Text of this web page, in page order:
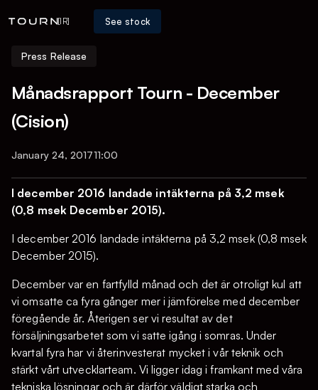
[IR] See stock
Press Release
Månadsrapport Tourn - December
(Cision)
January 24, 201711:00
I december 2016 landade intäkterna på 3,2 msek
(0,8 msek December 2015).
I december 2016 landade intäkterna på 3,2 msek (0,8 msek
December 2015).
December var en fartfylld månad och det är otroligt kul att
vi omsatte ca fyra gånger mer i jämförelse med december
föregående år. Återigen ser vi resultat av det
försäljningsarbetet som vi satte igång i somras. Under
kvartal fyra har vi återinvesterat mycket i vår teknik och
stärkt vårt utvecklarteam. Vi ligger idag i framkant med våra
tekniska lösningar och är därför väldigt starka och